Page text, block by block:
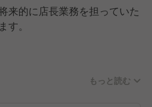
スの待遇・働きやすさがある
しませんか？
来的に店長業務を担っていた
す。
もっと読む